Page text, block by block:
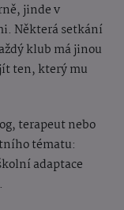
jinde v
Některá setkání
klub má jinou
ten, který mu
terapeut nebo
tématu:
adaptace